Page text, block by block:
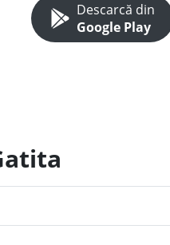
Descarcă din
Google Play